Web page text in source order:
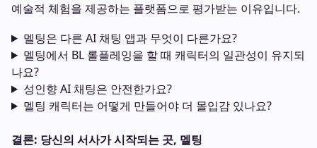
예술적 체험을 제공하는 플랫폼으로 평가받는 이유입니다.
멜팅은 다른 AI 채팅 앱과 무엇이 다른가요?
멜팅에서 BL 롤플레잉을 할 때 캐릭터의 일관성이 유지되
나요?
성인향 AI 채팅은 안전한가요?
멜팅 캐릭터는 어떻게 만들어야 더 몰입감 있나요?
결론: 당신의 서사가 시작되는 곳, 멜팅